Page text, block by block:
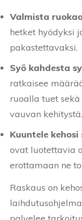
Valmista
hetket hyödyksi
pakastettavaksi.
Syö kahdesta
ratkaisee
ruoalla tuet
vauvan kehitystä.
Kuuntele
ovat luotettavia
erottamaan ne
Raskaus on